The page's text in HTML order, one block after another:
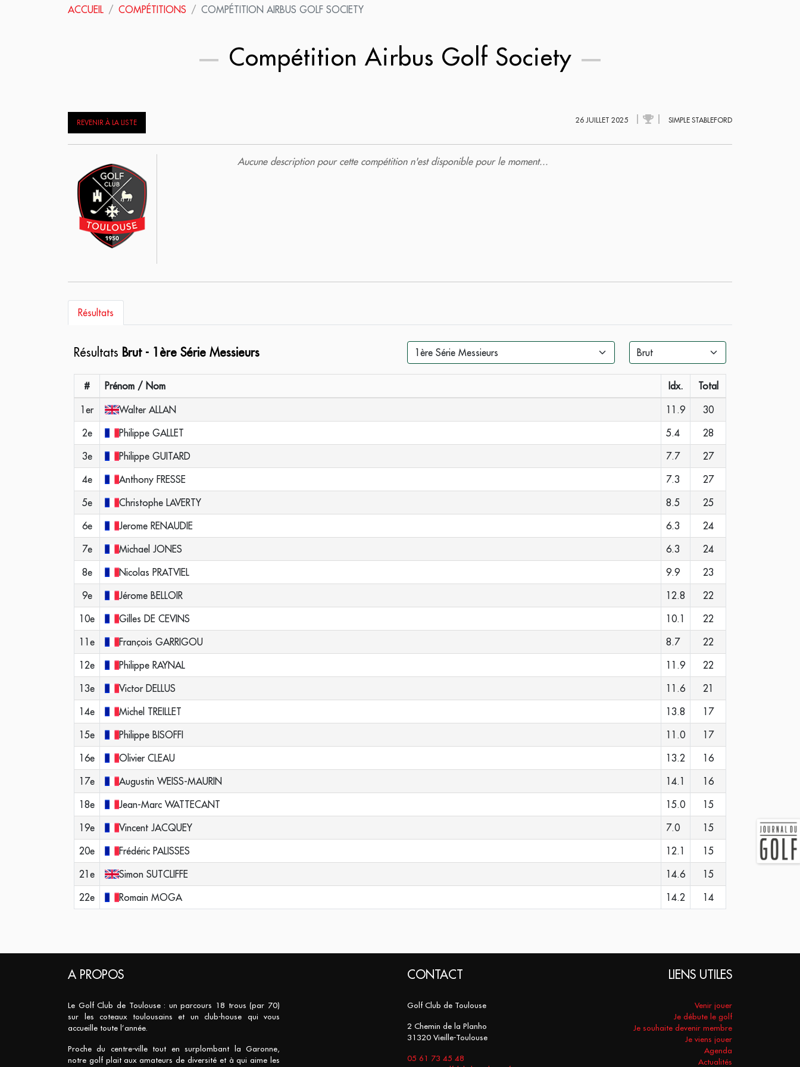
ACCUEIL COMPÉTITIONS COMPÉTITION AIRBUS GOLF SOCIETY
Compétition Airbus Golf Society
REVENIR À LA LISTE 26 JUILLET 2025 SIMPLE STABLEFORD
Aucune description pour cette compétition n'est disponible pour le moment...
Résultats
Résultats Brut - 1ère Série Messieurs
# Prénom / Nom Idx.
Total
1er
Walter ALLAN 11.9
30
2e
Philippe GALLET 5.4
28
3e
Philippe GUITARD 7.7
27
4e
Anthony FRESSE 7.3
27
5e
Christophe LAVERTY 8.5
25
6e
Jerome RENAUDIE 6.3
24
7e
Michael JONES 6.3
24
8e
Nicolas PRATVIEL 9.9
23
9e
Jérome BELLOIR 12.8
22
10e
Gilles DE CEVINS 10.1
22
11e
François GARRIGOU 8.7
22
12e
Philippe RAYNAL 11.9
22
13e
Victor DELLUS 11.6
21
14e
Michel TREILLET 13.8
17
15e
Philippe BISOFFI 11.0
17
16e
Olivier CLEAU 13.2
16
17e
Augustin WEISS-MAURIN 14.1
16
18e
Jean-Marc WATTECANT 15.0
15
19e
Vincent JACQUEY 7.0
15
20e
Frédéric PALISSES 12.1
15
21e
Simon SUTCLIFFE 14.6
15
22e
Romain MOGA 14.2 14
A PROPOS
Le Golf Club de Toulouse : un parcours 18 trous (par 70)
sur les coteaux toulousains et un club-house qui vous
accueille toute l’année.
Proche du centre-ville tout en surplombant la Garonne,
notre golf plait aux amateurs de diversité et à qui aime les
CONTACT
Golf Club de Toulouse
2 Chemin de la Planho
31320 Vieille-Toulouse
05 61 73 45 48
LIENS UTILES
Venir jouer
Je débute le golf
Je souhaite devenir membre
Je viens jouer
Agenda
Actualités